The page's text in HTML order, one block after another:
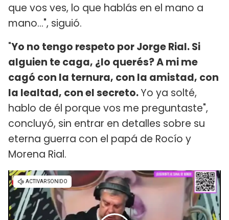
que vos ves, lo que hablás en el mano a
mano...", siguió.
"Yo no tengo respeto por Jorge Rial. Si
alguien te caga, ¿lo querés? A mi me
cagó con la ternura, con la amistad, con
la lealtad, con el secreto.Yo ya solté,
hablo de él porque vos me preguntaste",
concluyó, sin entrar en detalles sobre su
eterna guerra con el papá de Rocío y
Morena Rial.